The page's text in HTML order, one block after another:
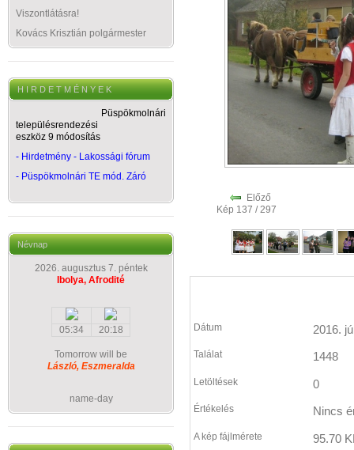
Viszontlátásra!
Kovács Krisztián polgármester
H I R D E T M É N Y E K
Püspökmolnári
településrendezési
eszköz 9 módosítás
- Hirdetmény - Lakossági fórum
- Püspökmolnári TE mód. Záró
Névnap
2026. augusztus 7. péntek
Ibolya, Afrodité
05:34 20:18
Tomorrow will be
László, Eszmeralda
name-day
Előző
Kép 137 / 297
Dátum 2016.
Találat 1448
Letöltések 0
Értékelés Nincs
A kép fájlmérete 95.70